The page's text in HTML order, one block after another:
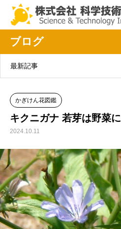
ブログ
最新記事
かぎけん花図鑑
キクニガナ 若芽は野菜に
2024.10.11